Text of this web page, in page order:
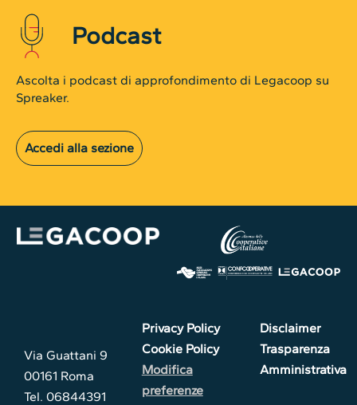
Podcast
Ascolta i podcast di approfondimento di Legacoop su
Spreaker.
Accedi alla sezione
Via Guattani 9
00161 Roma
Tel. 06844391
Privacy Policy
Cookie Policy
Modifica
preferenze
Disclaimer
Trasparenza
Amministrativa